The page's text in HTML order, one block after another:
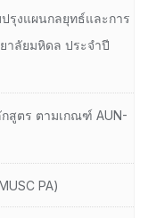
รุงแผนกลยุทธ์และการ
าลัยมหิดล ประจำปี
สูตร ตามเกณฑ์ AUN-
PA)